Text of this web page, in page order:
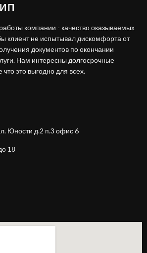
компании - качество оказываемых
клиент не испытывал дискомфорта от
документов по окончании
Нам интересны долгосрочные
это выгодно для всех.
Юности д.2 п.3 офис 6
18